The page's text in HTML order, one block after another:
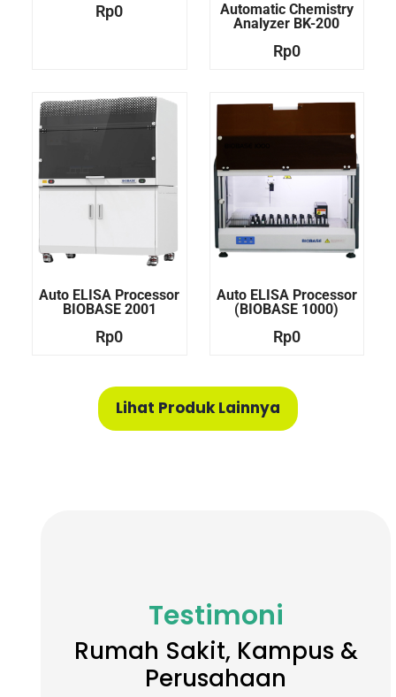
Rp0
Automatic Chemistry
Analyzer BK-200
Rp0
Auto ELISA Processor
BIOBASE 2001
Rp0
Auto ELISA Processor
(BIOBASE 1000)
Rp0
Lihat Produk Lainnya
Testimoni
Rumah Sakit, Kampus &
Perusahaan